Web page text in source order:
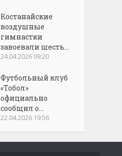
Костанайские
воздушные
гимнастки
завоевали шесть...
24.04.2026 09:20
Футбольный клуб
«Тобол»
официально
сообщил о...
22.04.2026 19:56